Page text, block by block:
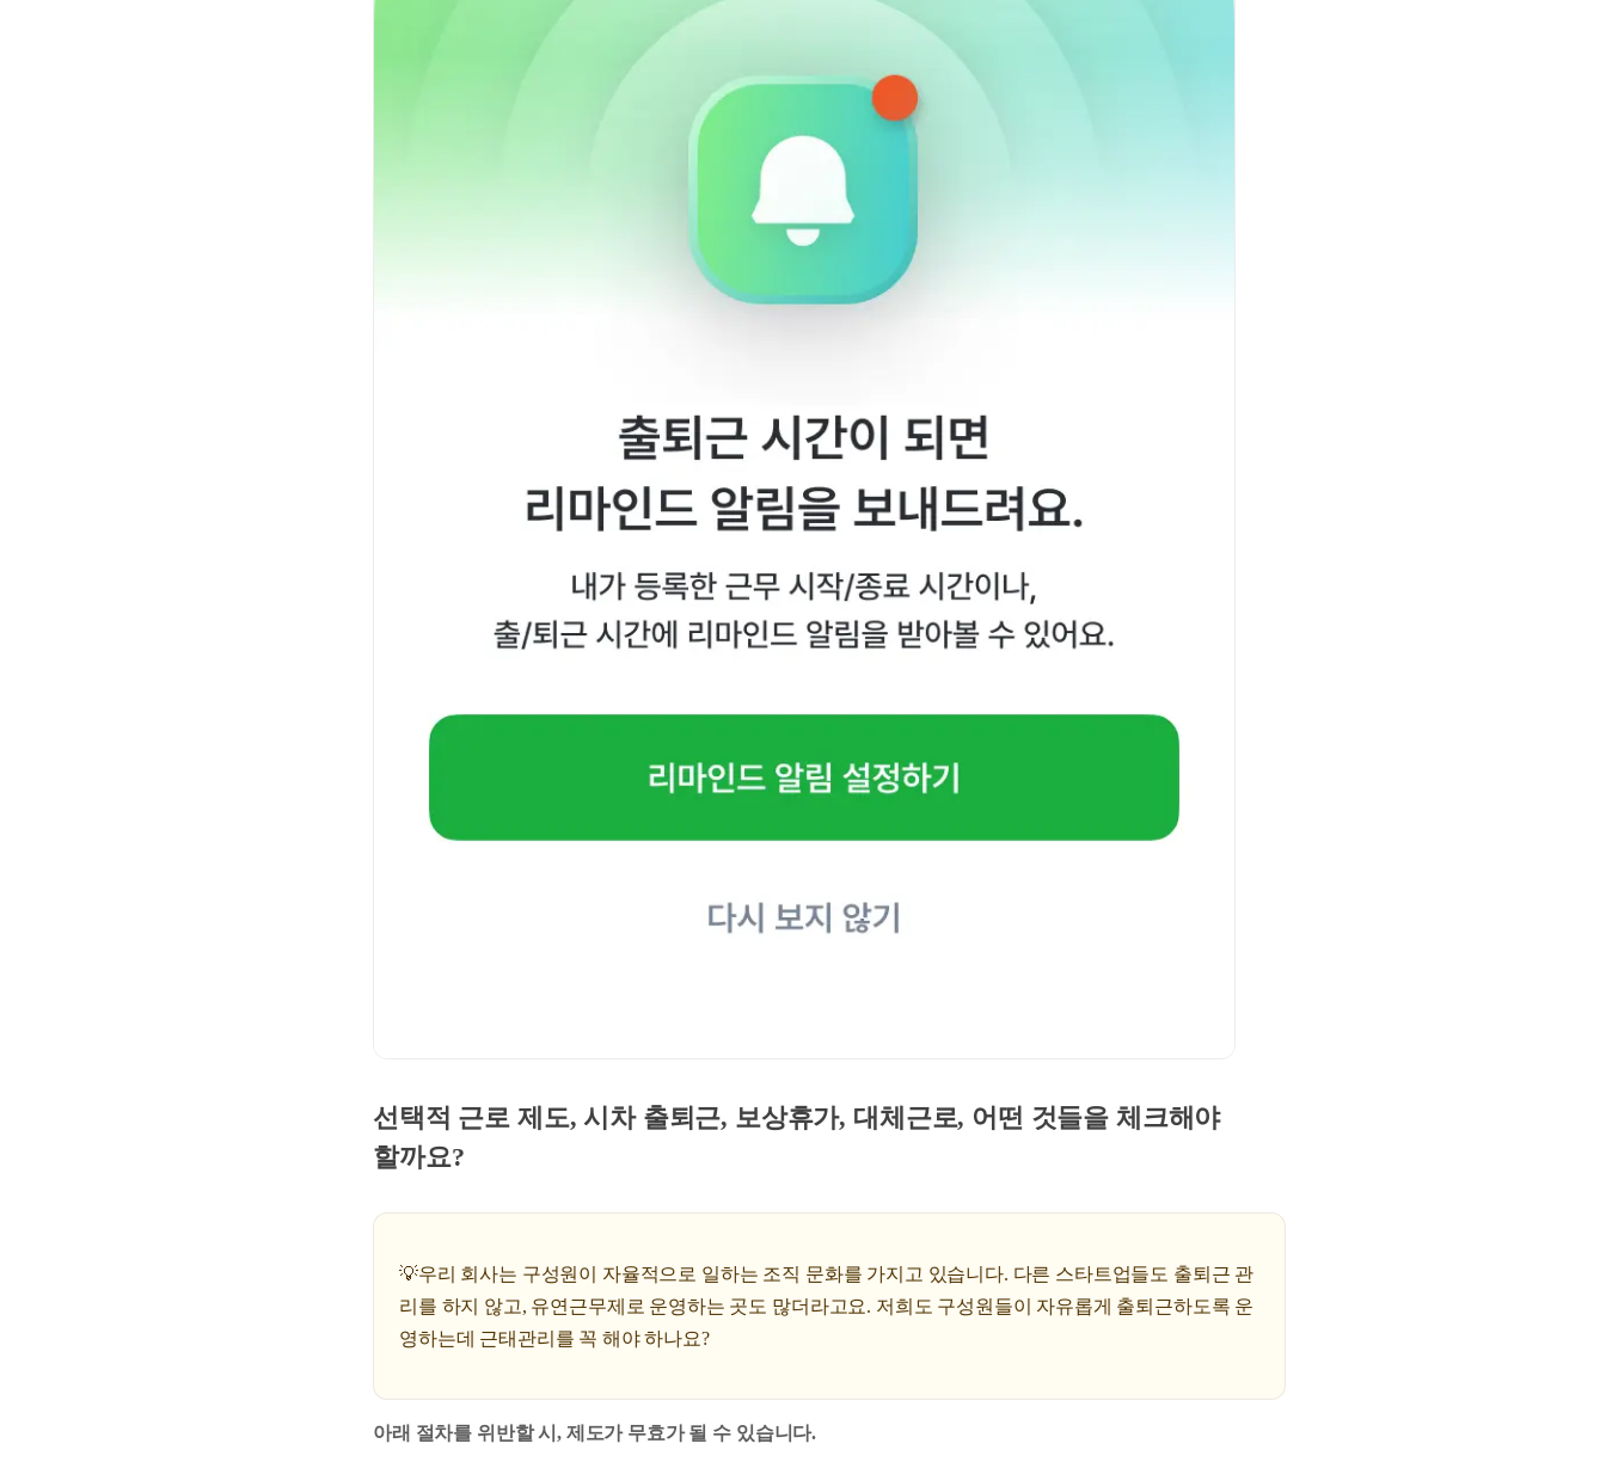
선택적 근로 제도, 시차 출퇴근, 보상휴가, 대체근로, 어떤 것들을 체크해야
할까요?
💡우리 회사는 구성원이 자율적으로 일하는 조직 문화를 가지고 있습니다. 다른 스타트업들도 출퇴근 관
리를 하지 않고, 유연근무제로 운영하는 곳도 많더라고요. 저희도 구성원들이 자유롭게 출퇴근하도록 운
영하는데 근태관리를 꼭 해야 하나요?
아래 절차를 위반할 시, 제도가 무효가 될 수 있습니다.